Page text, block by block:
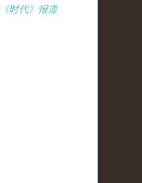
《时代》报道